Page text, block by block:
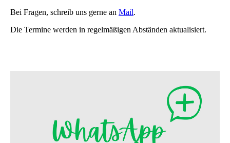
Bei Fragen, schreib uns gerne an Mail.
Die Termine werden in regelmäßigen Abständen aktualisiert.